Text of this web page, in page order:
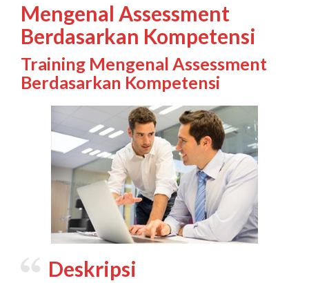
Mengenal Assessment
Berdasarkan Kompetensi
Training Mengenal Assessment
Berdasarkan Kompetensi
Deskripsi